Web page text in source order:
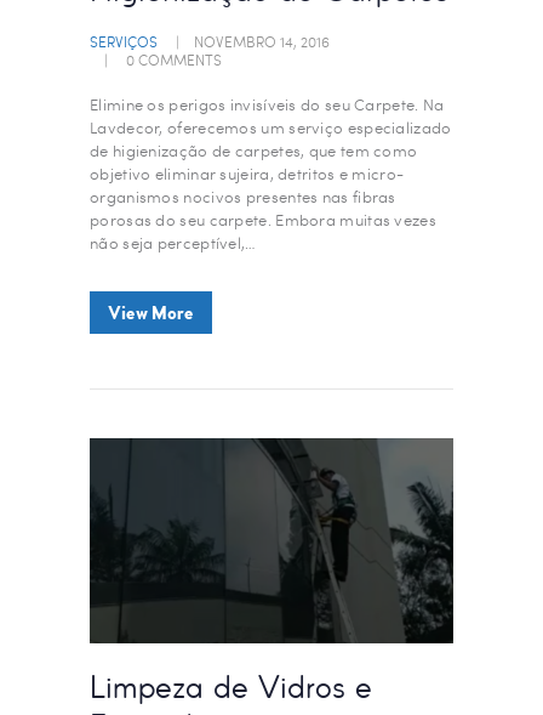
SERVIÇOS
NOVEMBRO 14, 2016
0COMMENTS
Elimine os perigos invisíveis do seu Carpete. Na
Lavdecor, oferecemos um serviço especializado
de higienização de carpetes, que tem como
objetivo eliminar sujeira, detritos e micro-
organismos nocivos presentes nas fibras
porosas do seu carpete. Embora muitas vezes
não seja perceptível,…
View More
Limpeza de Vidros e